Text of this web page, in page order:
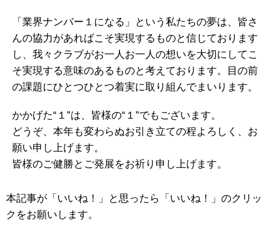
「業界ナンバー１になる」という私たちの夢は、皆さ
んの協力があればこそ実現するものと信じております
し、我々クラブがお一人お一人の想いを大切にしてこ
そ実現する意味のあるものと考えております。目の前
の課題にひとつひとつ着実に取り組んでまいります。
かかげた“１”は、皆様の“１”でもございます。
どうぞ、本年も変わらぬお引き立ての程よろしく、お
願い申し上げます。
皆様のご健勝とご発展をお祈り申し上げます。
本記事が「いいね！」と思ったら「いいね！」のクリッ
クをお願いします。